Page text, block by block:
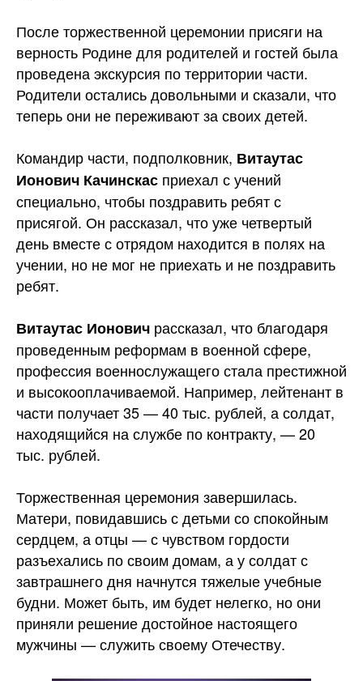
После торжественной церемонии присяги на
верность Родине для родителей и гостей была
проведена экскурсия по территории части.
Родители остались довольными и сказали, что
теперь они не переживают за своих детей.
Командир части, подполковник, Витаутас
Ионович Качинскас приехал с учений
специально, чтобы поздравить ребят с
присягой. Он рассказал, что уже четвертый
день вместе с отрядом находится в полях на
учении, но не мог не приехать и не поздравить
ребят.
Витаутас Ионович рассказал, что благодаря
проведенным реформам в военной сфере,
профессия военнослужащего стала престижной
и высокооплачиваемой. Например, лейтенант в
части получает 35 — 40 тыс. рублей, а солдат,
находящийся на службе по контракту, — 20
тыс. рублей.
Торжественная церемония завершилась.
Матери, повидавшись с детьми со спокойным
сердцем, а отцы — с чувством гордости
разъехались по своим домам, а у солдат с
завтрашнего дня начнутся тяжелые учебные
будни. Может быть, им будет нелегко, но они
приняли решение достойное настоящего
мужчины — служить своему Отечеству.